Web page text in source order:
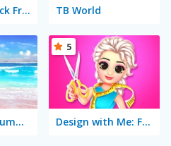
Blackpink Black Friday Fever TB World
Nina: Great Summer Day Design with Me: Fall Sweater
5